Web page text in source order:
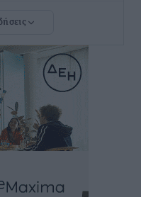
H Hotels –
μονόδρομο στο
με μητέρα και